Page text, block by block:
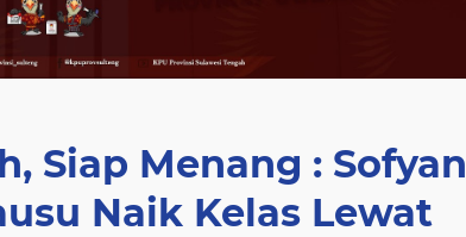
Siap Menang : Sofyan
Naik Kelas Lewat